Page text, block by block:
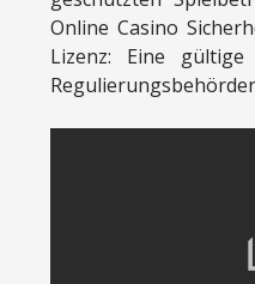
Online Casino
Lizenz: Eine